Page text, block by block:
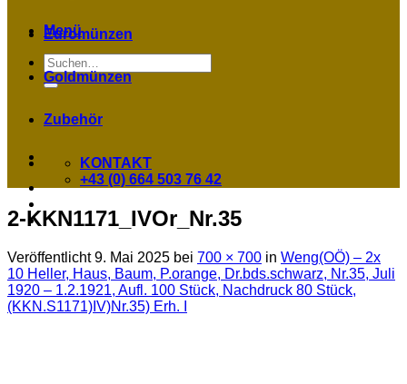
Menü
Suchen
nach:
Euromünzen
Goldmünzen
Zubehör
KONTAKT
+43 (0) 664 503 76 42
2-KKN1171_IVOr_Nr.35
Veröffentlicht9. Mai 2025 bei 700 × 700 in Weng(OÖ) – 2x
10 Heller, Haus, Baum, P.orange, Dr.bds.schwarz, Nr.35, Juli
1920 – 1.2.1921, Aufl. 100 Stück, Nachdruck 80 Stück,
(KKN.S1171)IV)Nr.35) Erh. I